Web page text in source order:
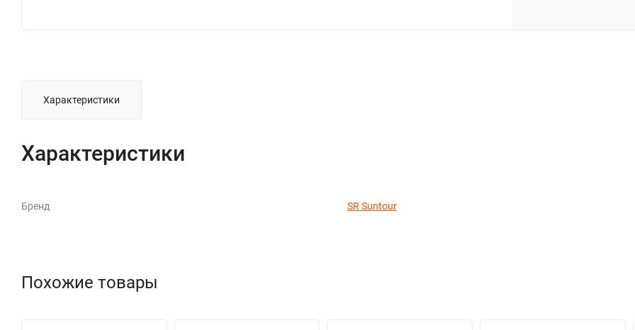
Характеристики
Характеристики
Бренд SR Suntour
Похожие товары